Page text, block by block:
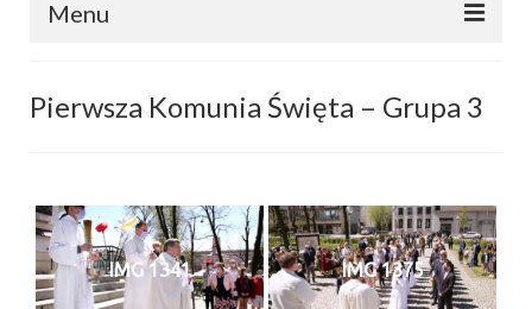
Menu
Piszą o nas
Remont kościoła
Pierwsza Komunia Święta – Grupa 3
IMG 1341 IMG 1375